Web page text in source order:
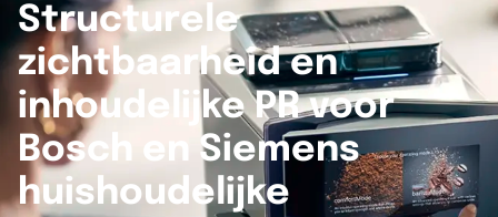
Structurele
zichtbaarheid en
inhoudelijke PR voor
Bosch en Siemens
huishoudelijke